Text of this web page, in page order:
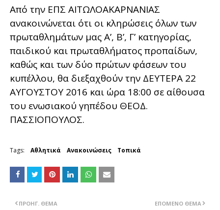
Από την ΕΠΣ ΑΙΤΩΛΟΑΚΑΡΝΑΝΙΑΣ
ανακοινώνεται ότι οι κληρώσεις όλων των
πρωταθλημάτων μας Α’, Β’, Γ’ κατηγορίας,
παιδικού και πρωταθλήματος προπαίδων,
καθώς και των δύο πρώτων φάσεων του
κυπέλλου, θα διεξαχθούν την ΔΕΥΤΕΡΑ 22
ΑΥΓΟΥΣΤΟΥ 2016 και ώρα 18:00 σε αίθουσα
του ενωσιακού γηπέδου ΘΕΟΔ.
ΠΑΣΣΙΟΠΟΥΛΟΣ.
Tags: Αθλητικά Ανακοινώσεις Τοπικά
ΕΠΌΜΕΝΟ ΘΈΜΑ
ΠΡΟΗΓ. ΘΈΜΑ